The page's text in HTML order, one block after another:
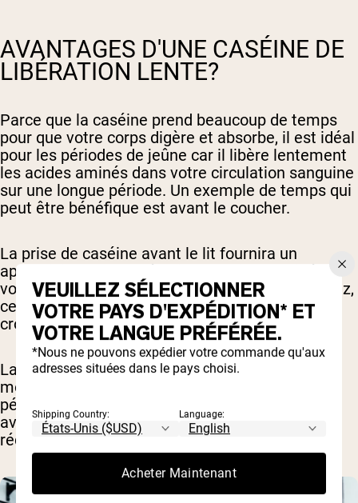
AVANTAGES D'UNE CASÉINE DE
LIBÉRATION LENTE?
Parce que la caséine prend beaucoup de temps
pour que votre corps digère et absorbe, il est idéal
pour les périodes de jeûne car il libère lentement
les acides aminés dans votre circulation sanguine
sur une longue période. Un exemple de temps qui
peut être bénéfique est avant le coucher.
La prise de caséine avant le lit fournira un
approvisionnement régulier en acides aminés à
vos tissus musculaires pendant que vous dormez,
ce qui peut aider à la récupération et à la
croissance musculaires.
La caséine peut également être utile à d'autres
moments où vous ne mangez pas pendant des
périodes prolongées, comme entre les repas ou
avant un long entraînement. Cela peut aider à
réduire la dégradation des muscles [
VEUILLEZ SÉLECTIONNER
VOTRE PAYS D'EXPÉDITION* ET
VOTRE LANGUE PRÉFÉRÉE.
*Nous ne pouvons expédier votre commande qu'aux
adresses situées dans le pays choisi.
Shipping Country: Language:
Acheter Maintenant